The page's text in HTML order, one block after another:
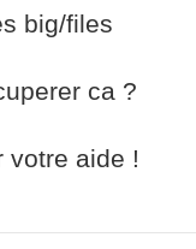
big/files
ca ?
votre aide !